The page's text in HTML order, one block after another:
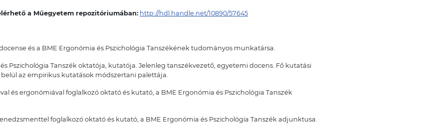
a Műegyetem repozitóriumában: http://hdl.handle.net/10890/57645
és a BME Ergonómia és Pszichológia Tanszékének tudományos munkatársa.
Pszichológia Tanszék oktatója, kutatója. Jelenleg tanszékvezető, egyetemi docens. Fő kutatási
az empirikus kutatások módszertani palettája.
és ergonómiával foglalkozó oktató és kutató, a BME Ergonómia és Pszichológia Tanszék
foglalkozó oktató és kutató, a BME Ergonómia és Pszichológia Tanszék adjunktusa.